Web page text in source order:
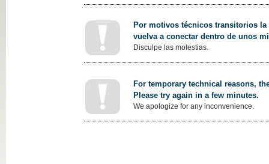
Por motivos técnicos transitorios
vuelva a conectar dentro de unos
Disculpe las molestias.
For temporary technical reasons,
Please try again in a few minutes.
We apologize for any inconvenience.